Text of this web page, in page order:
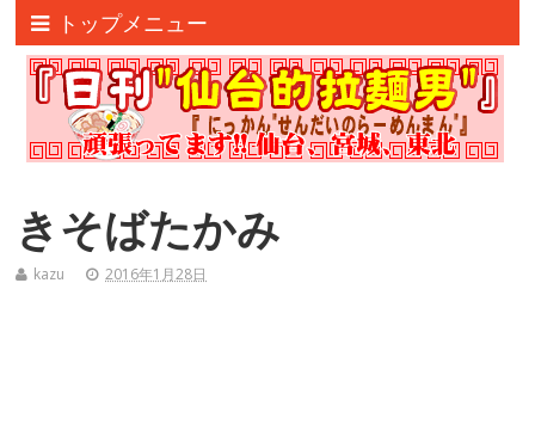
トップメニュー
きそばたかみ
kazu 2016年1月28日